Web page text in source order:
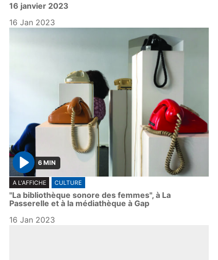
a
y
16 janvier 2023
16 Jan 2023
P
l
a
y
6 MIN
A L'AFFICHE CULTURE
"La bibliothèque sonore des femmes", à La
Passerelle et à la médiathèque à Gap
16 Jan 2023